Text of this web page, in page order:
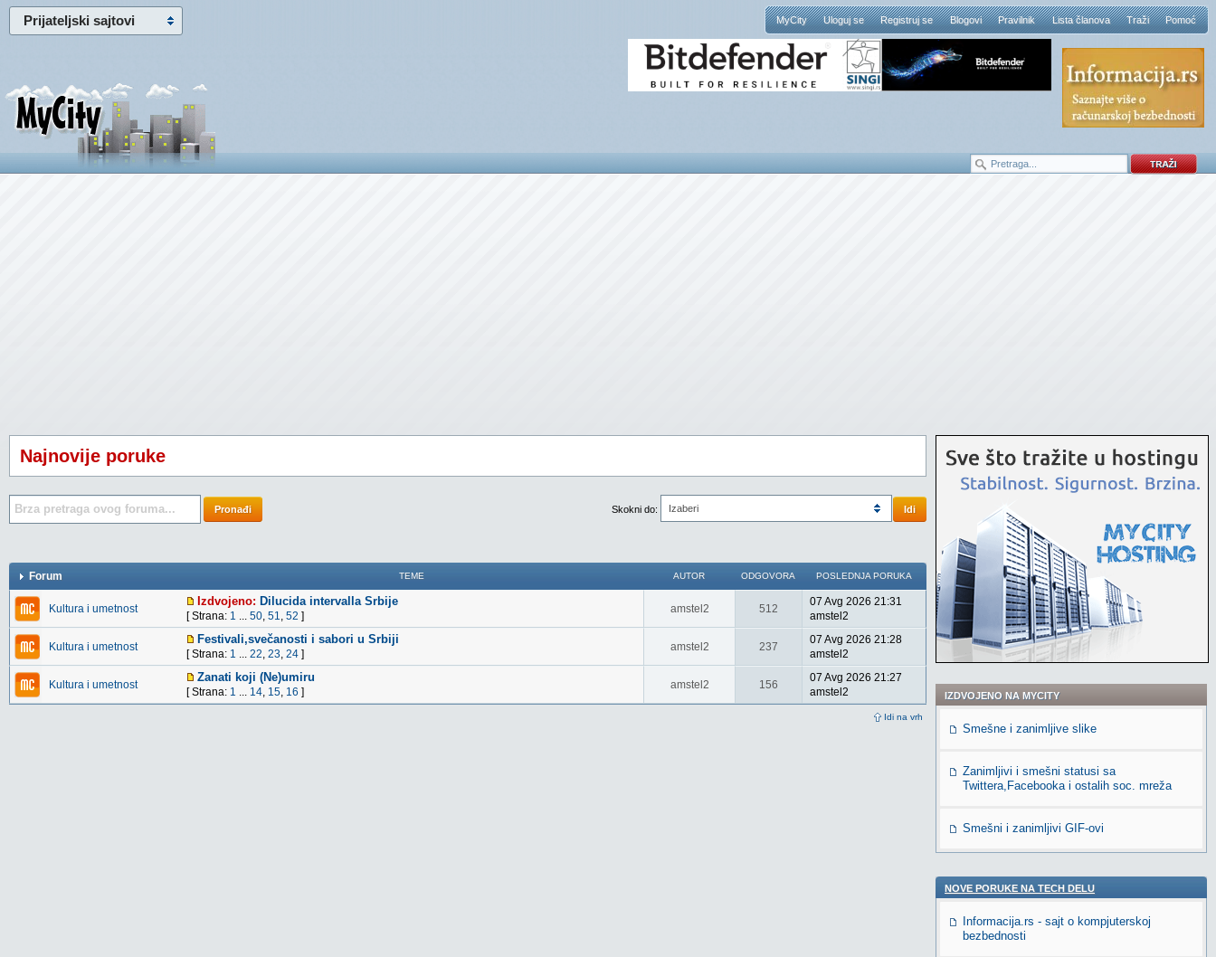
Prijateljski sajtovi MyCity Uloguj se Registruj se Blogovi Pravilnik Lista članova Traži Pomoć
Najnovije poruke
Pronađi Skokni do: Izaberi Idi
Forum TEME AUTOR ODGOVORA POSLEDNJA PORUKA
Idi na vrh
Kultura i umetnost
Izdvojeno: Dilucida intervalla Srbije
[ Strana: 1 ... 50, 51, 52 ]
amstel2 512
07 Avg 2026 21:31
amstel2
Kultura i umetnost
Festivali,svečanosti i sabori u Srbiji
[ Strana: 1 ... 22, 23, 24 ]
amstel2 237
07 Avg 2026 21:28
amstel2
Kultura i umetnost
Zanati koji (Ne)umiru
[ Strana: 1 ... 14, 15, 16 ]
amstel2 156
07 Avg 2026 21:27
amstel2
IZDVOJENO NA MYCITY
Smešne i zanimljive slike
Zanimljivi i smešni statusi sa
Twittera,Facebooka i ostalih soc. mreža
Smešni i zanimljivi GIF-ovi
NOVE PORUKE NA TECH DELU
Informacija.rs - sajt o kompjuterskoj
bezbednosti